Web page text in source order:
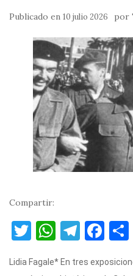
Publicado en 10 julio 2026 por
Compartir:
T
it
W
at
T
e
F
c
Lidia Fagale* En tres